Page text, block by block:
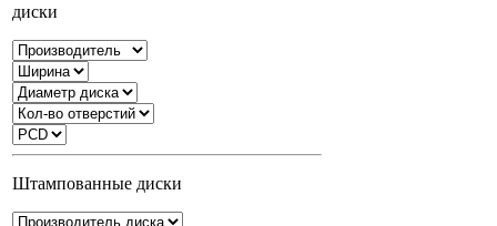
диски
Штампованные диски